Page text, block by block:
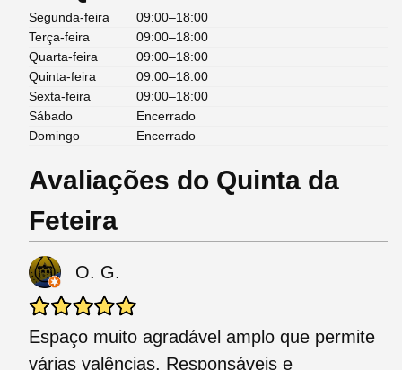
Segunda-feira
09:00–18:00
Terça-feira
09:00–18:00
Quarta-feira
09:00–18:00
Quinta-feira
09:00–18:00
Sexta-feira
09:00–18:00
Sábado
Encerrado
Domingo
Encerrado
Avaliações do Quinta da
Feteira
O. G.
Espaço muito agradável amplo que permite
várias valências. Responsáveis e